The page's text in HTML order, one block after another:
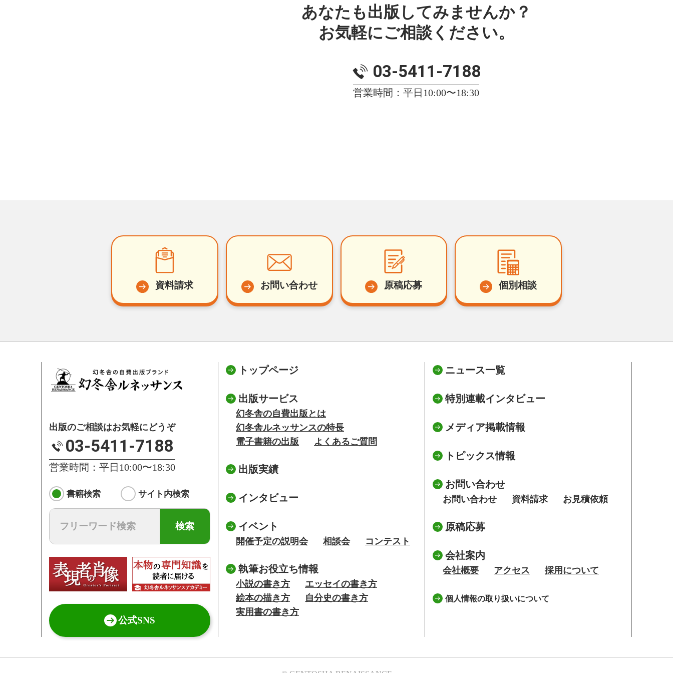
あなたも出版してみませんか？
お気軽にご相談ください。
03-5411-7188
営業時間：平日10:00〜18:30
資料請求 お問い合わせ 原稿応募 個別相談
出版のご相談はお気軽にどうぞ
03-5411-7188
営業時間：平日10:00〜18:30
書籍検索 サイト内検索
検索
公式SNS
トップページ
出版サービス
幻冬舎の自費出版とは
幻冬舎ルネッサンスの特長
電子書籍の出版
よくあるご質問
出版実績
インタビュー
イベント
開催予定の説明会 相談会 コンテスト
執筆お役立ち情報
小説の書き方
エッセイの書き方
絵本の描き方
自分史の書き方
実用書の書き方
ニュース一覧
特別連載インタビュー
メディア掲載情報
トピックス情報
お問い合わせ
お問い合わせ 資料請求 お見積依頼
原稿応募
会社案内
会社概要 アクセス 採用について
個人情報の取り扱いについて